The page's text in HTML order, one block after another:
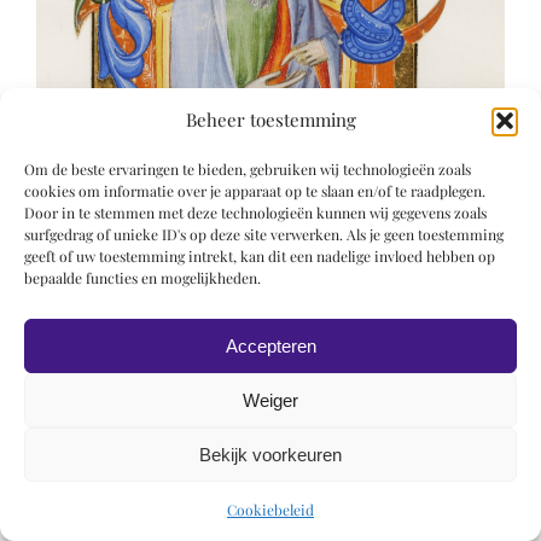
Beheer toestemming
Om de beste ervaringen te bieden, gebruiken wij technologieën zoals
cookies om informatie over je apparaat op te slaan en/of te raadplegen.
Door in te stemmen met deze technologieën kunnen wij gegevens zoals
surfgedrag of unieke ID's op deze site verwerken. Als je geen toestemming
geeft of uw toestemming intrekt, kan dit een nadelige invloed hebben op
bepaalde functies en mogelijkheden.
Accepteren
Weiger
Bekijk voorkeuren
Cookiebeleid
© 2019 Roel Wiechers | Powered by